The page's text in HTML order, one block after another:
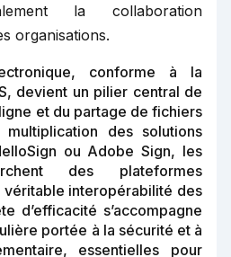
la collaboration
organisations.
conforme à la
devient un pilier central de
et du partage de fichiers
des solutions
ou Adobe Sign, les
des plateformes
interopérabilité des
d’efficacité s’accompagne
portée à la sécurité et à
essentielles pour